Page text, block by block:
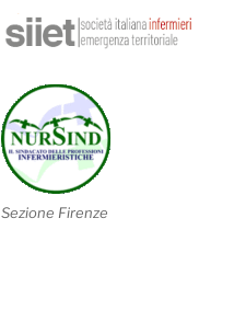
Sezione Firenze